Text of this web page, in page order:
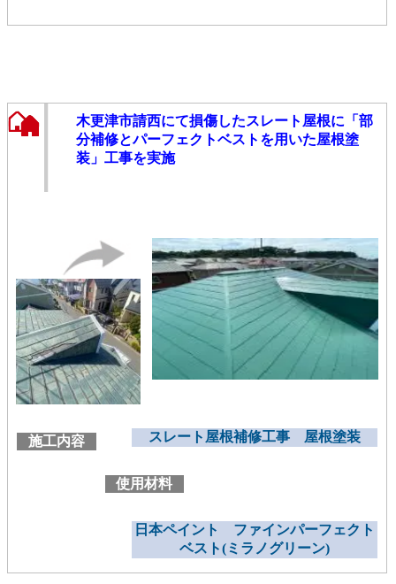
木更津市請西にて損傷したスレート屋根に「部
分補修とパーフェクトベストを用いた屋根塗
装」工事を実施
施工内容 スレート屋根補修工事 屋根塗装
使用材料
日本ペイント ファインパーフェクト
ベスト(ミラノグリーン)